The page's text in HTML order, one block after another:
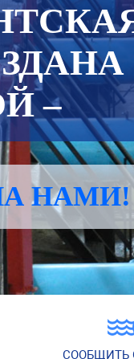
–
НАМИ!
СООБЩИТЬ